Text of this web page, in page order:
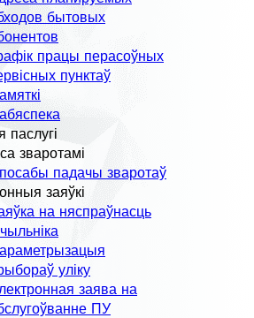
бытовых
працы перасоўных
пунктаў
паслугі
зваротамі
падачы зваротаў
заяўкі
на няспраўнасць
уліку
заява на
ПУ